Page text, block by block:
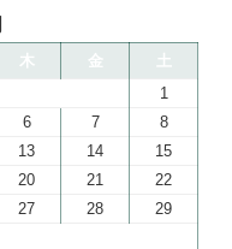
木 金
土
1
6 7
8
13 14
15
20 21
22
27 28
29